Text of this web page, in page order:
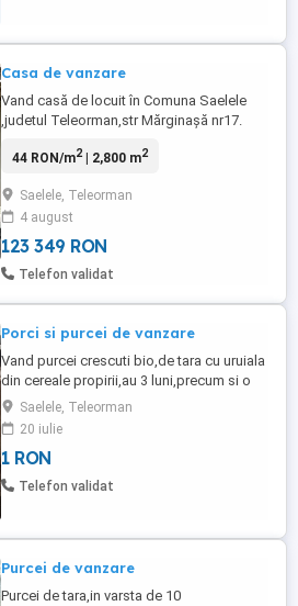
Casa de vanzare
Vand casă de locuit în Comuna Saelele
,judetul Teleorman,str Mărginașă nr17.
+ anexe -2240 mp teren arabil( gradina +
hol,pivniță,bucătărie Utilități: -curent
electric -cablu -sobe -fantana Strada este
asfaltata Casa înconjurată ...
44 RON/m2| 2,800 m2
Saelele, Teleorman
4 august
123 349 RON
Telefon validat
Porci si purcei de vanzare
Vand purcei crescuti bio,de tara cu uruiala
din cereale propirii,au 3 luni,precum si o
purcea pietrean super
blanda,mancacioasa,de aprox.240-250
kg,foarte aratoasa
Saelele, Teleorman
20 iulie
1 RON
Telefon validat
Purcei de vanzare
Purcei de tara,in varsta de 10